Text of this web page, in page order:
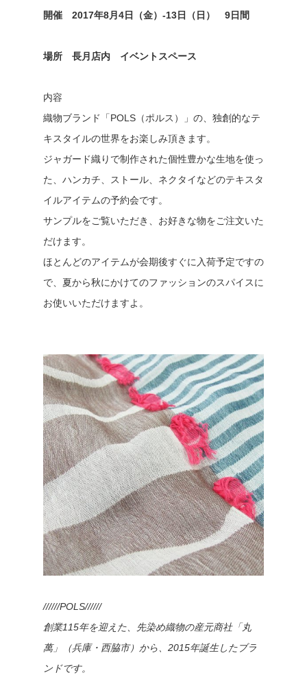
開催 2017年8月4日（金）-13日（日） 9日間
場所 長月店内 イベントスペース
内容
織物ブランド「POLS（ポルス）」の、独創的なテ
キスタイルの世界をお楽しみ頂きます。
ジャガード織りで制作された個性豊かな生地を使っ
た、ハンカチ、ストール、ネクタイなどのテキスタ
イルアイテムの予約会です。
サンプルをご覧いただき、お好きな物をご注文いた
だけます。
ほとんどのアイテムが会期後すぐに入荷予定ですの
で、夏から秋にかけてのファッションのスパイスに
お使いいただけますよ。
//////POLS//////
創業115年を迎えた、先染め織物の産元商社「丸
萬」（兵庫・西脇市）から、2015年誕生したブラ
ンドです。